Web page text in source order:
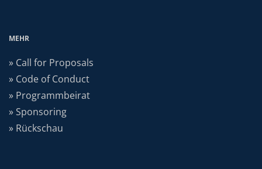
MEHR
» Call for Proposals
» Code of Conduct
» Programmbeirat
» Sponsoring
» Rückschau